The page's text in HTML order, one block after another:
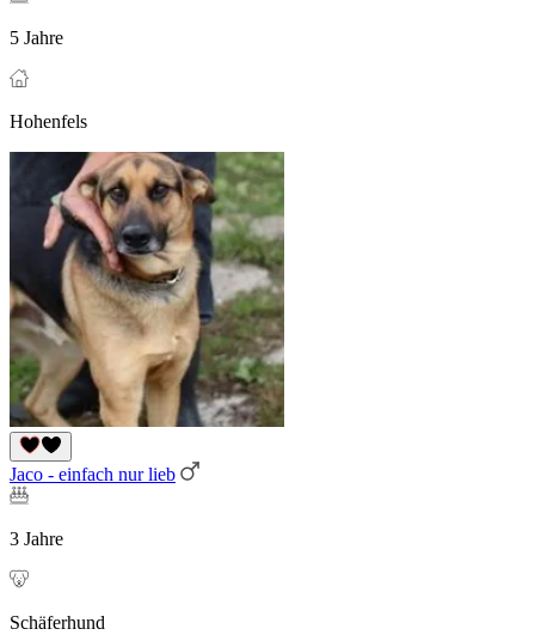
5 Jahre
Hohenfels
Jaco - einfach nur lieb
3 Jahre
Schäferhund